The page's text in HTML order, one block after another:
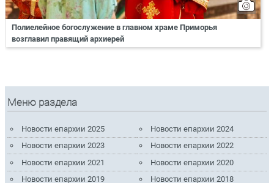
Полиелейное богослужение в главном храме Приморья
возглавил правящий архиерей
Меню раздела
Новости епархии 2025
Новости епархии 2024
Новости епархии 2023
Новости епархии 2022
Новости епархии 2021
Новости епархии 2020
Новости епархии 2019
Новости епархии 2018